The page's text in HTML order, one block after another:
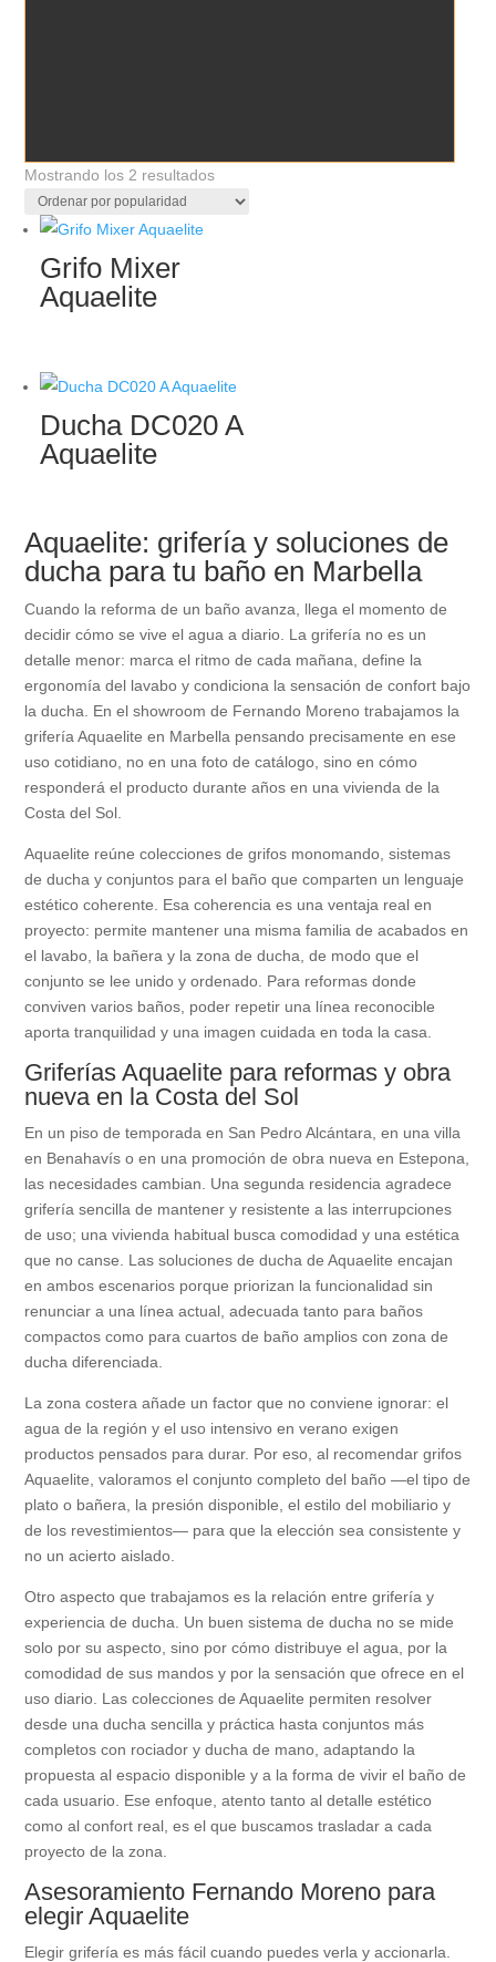
Mostrando los 2 resultadosOrdenado
por
Grifo Mixer
Aquaelite
Ducha DC020 A
Aquaelite
Aquaelite: grifería y soluciones de
ducha para tu baño en Marbella
Cuando la reforma de un baño avanza, llega el momento de
decidir cómo se vive el agua a diario. La grifería no es un
detalle menor: marca el ritmo de cada mañana, define la
ergonomía del lavabo y condiciona la sensación de confort bajo
la ducha. En el showroom de Fernando Moreno trabajamos la
grifería Aquaelite en Marbella pensando precisamente en ese
uso cotidiano, no en una foto de catálogo, sino en cómo
responderá el producto durante años en una vivienda de la
Costa del Sol.
Aquaelite reúne colecciones de grifos monomando, sistemas
de ducha y conjuntos para el baño que comparten un lenguaje
estético coherente. Esa coherencia es una ventaja real en
proyecto: permite mantener una misma familia de acabados en
el lavabo, la bañera y la zona de ducha, de modo que el
conjunto se lee unido y ordenado. Para reformas donde
conviven varios baños, poder repetir una línea reconocible
aporta tranquilidad y una imagen cuidada en toda la casa.
Griferías Aquaelite para reformas y obra
nueva en la Costa del Sol
En un piso de temporada en San Pedro Alcántara, en una villa
en Benahavís o en una promoción de obra nueva en Estepona,
las necesidades cambian. Una segunda residencia agradece
grifería sencilla de mantener y resistente a las interrupciones
de uso; una vivienda habitual busca comodidad y una estética
que no canse. Las soluciones de ducha de Aquaelite encajan
en ambos escenarios porque priorizan la funcionalidad sin
renunciar a una línea actual, adecuada tanto para baños
compactos como para cuartos de baño amplios con zona de
ducha diferenciada.
La zona costera añade un factor que no conviene ignorar: el
agua de la región y el uso intensivo en verano exigen
productos pensados para durar. Por eso, al recomendar grifos
Aquaelite, valoramos el conjunto completo del baño —el tipo de
plato o bañera, la presión disponible, el estilo del mobiliario y
de los revestimientos— para que la elección sea consistente y
no un acierto aislado.
Otro aspecto que trabajamos es la relación entre grifería y
experiencia de ducha. Un buen sistema de ducha no se mide
solo por su aspecto, sino por cómo distribuye el agua, por la
comodidad de sus mandos y por la sensación que ofrece en el
uso diario. Las colecciones de Aquaelite permiten resolver
desde una ducha sencilla y práctica hasta conjuntos más
completos con rociador y ducha de mano, adaptando la
propuesta al espacio disponible y a la forma de vivir el baño de
cada usuario. Ese enfoque, atento tanto al detalle estético
como al confort real, es el que buscamos trasladar a cada
proyecto de la zona.
Asesoramiento Fernando Moreno para
elegir Aquaelite
Elegir grifería es más fácil cuando puedes verla y accionarla.